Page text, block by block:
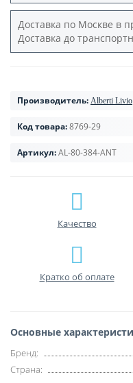
Доставка по Москве в
Доставка до
Производитель: Alberti Livio
Код товара:8769-29
Артикул:AL-80-384-ANT
Качество
Кратко об оплате
Основные
Бренд:
Страна: